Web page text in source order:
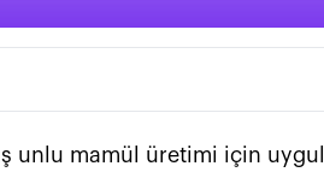
unlu mamül üretimi için